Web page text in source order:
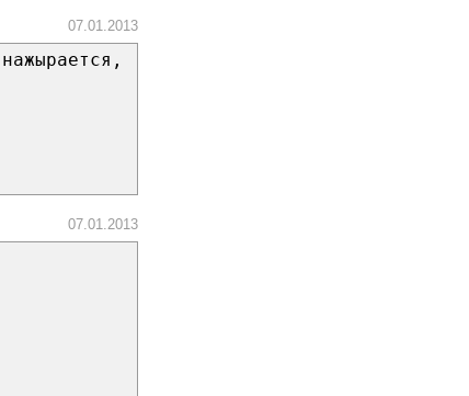
07.01.2013
07.01.2013